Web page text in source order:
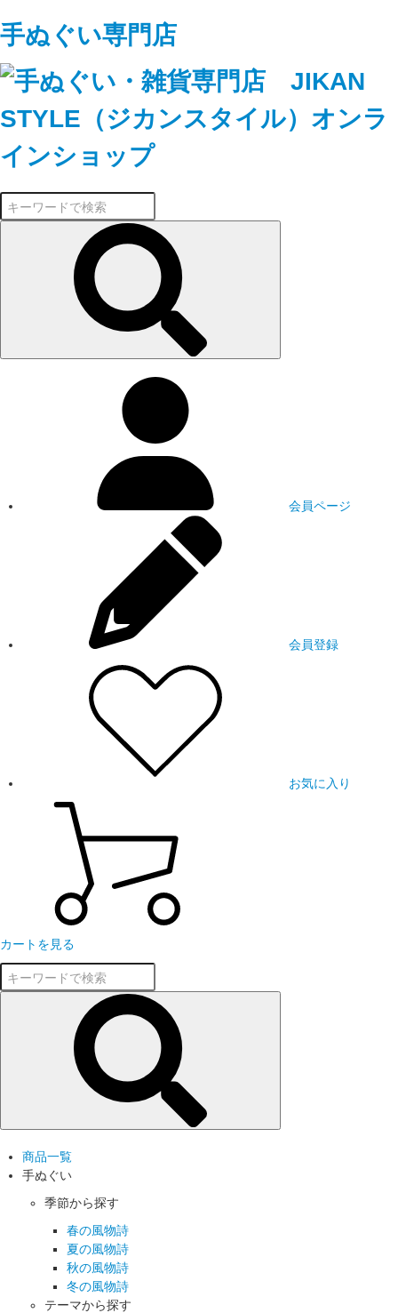
手ぬぐい専門店
会員ページ
会員登録
お気に入り
カートを見る
商品一覧
手ぬぐい
季節から探す
春の風物詩
夏の風物詩
秋の風物詩
冬の風物詩
テーマから探す